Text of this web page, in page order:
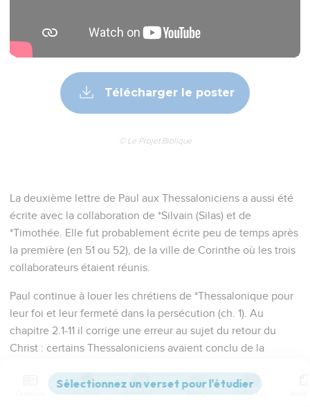
Télécharger le poster
© Le Projet Biblique
La deuxième lettre de Paul aux Thessaloniciens a aussi été
écrite avec la collaboration de *Silvain (Silas) et de
*Timothée. Elle fut probablement écrite peu de temps après
la première (en 51 ou 52), de la ville de Corinthe où les trois
collaborateurs étaient réunis.
Paul continue à louer les chrétiens de *Thessalonique pour
leur foi et leur fermeté dans la persécution (ch. 1). Au
chapitre 2.1-11 il corrige une erreur au sujet du retour du
Christ : certains Thessaloniciens avaient conclu de la
leur dit que ce jour doit être précédé de l’apparition de «
Versions Commentaires Strong